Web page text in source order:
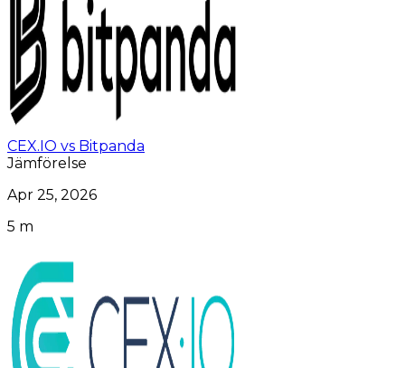
CEX.IO vs Bitpanda
Jämförelse
Apr 25, 2026
5 m